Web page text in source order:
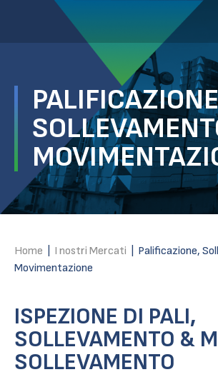
Home I nostri Mercati
Palificazione,
Movimentazione
ISPEZIONE DI PALI,
SOLLEVAMENTO &
SOLLEVAMENTO